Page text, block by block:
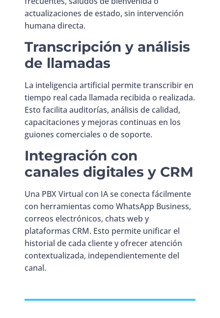
actualizaciones de estado, sin intervención
humana directa.
Transcripción y análisis
de llamadas
La inteligencia artificial permite transcribir en
tiempo real cada llamada recibida o realizada.
Esto facilita auditorías, análisis de calidad,
capacitaciones y mejoras continuas en los
guiones comerciales o de soporte.
Integración con
canales digitales y CRM
Una PBX Virtual con IA se conecta fácilmente
con herramientas como WhatsApp Business,
correos electrónicos, chats web y
plataformas CRM. Esto permite unificar el
historial de cada cliente y ofrecer atención
contextualizada, independientemente del
canal.